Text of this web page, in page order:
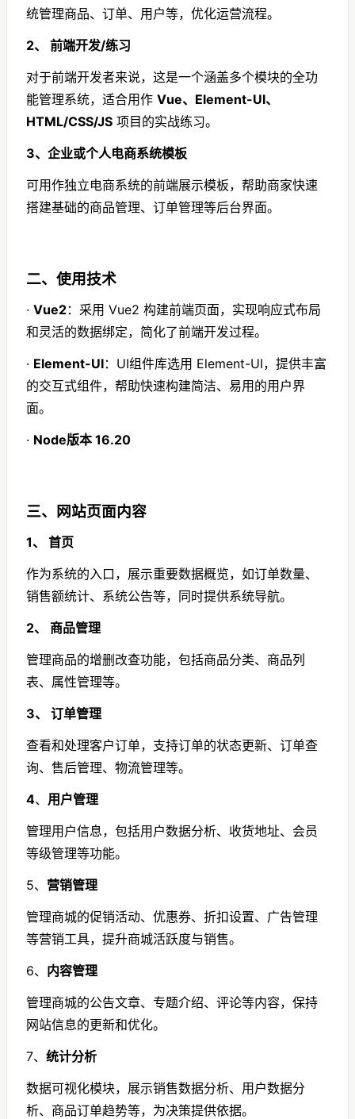
统管理商品、订单、用户等，优化运营流程。
2、 前端开发/练习
对于前端开发者来说，这是一个涵盖多个模块的全功
能管理系统，适合用作 Vue、Element-UI、
HTML/CSS/JS 项目的实战练习。
3、企业或个人电商系统模板
可用作独立电商系统的前端展示模板，帮助商家快速
搭建基础的商品管理、订单管理等后台界面。
二、使用技术
· Vue2：采用 Vue2 构建前端页面，实现响应式布局
和灵活的数据绑定，简化了前端开发过程。
· Element-UI：UI组件库选用 Element-UI，提供丰富
的交互式组件，帮助快速构建简洁、易用的用户界
面。
· Node版本 16.20
三、 网站页面内容
1、 首页
作为系统的入口，展示重要数据概览，如订单数量、
销售额统计、系统公告等，同时提供系统导航。
2、 商品管理
管理商品的增删改查功能，包括商品分类、商品列
表、属性管理等。
3、 订单管理
查看和处理客户订单，支持订单的状态更新、订单查
询、售后管理、物流管理等。
4、 用户管理
管理用户信息，包括用户数据分析、收货地址、会员
等级管理等功能。
5、 营销管理
管理商城的促销活动、优惠券、折扣设置、广告管理
等营销工具，提升商城活跃度与销售。
6、 内容管理
管理商城的公告文章、专题介绍、评论等内容，保持
网站信息的更新和优化。
7、 统计分析
数据可视化模块，展示销售数据分析、用户数据分
析、商品订单趋势等，为决策提供依据。